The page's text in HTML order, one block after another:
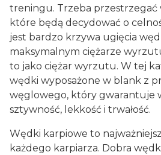
treningu. Trzeba przestrzegać
które będą decydować o
jest bardzo krzywa ugięcia
maksymalnym ciężarze
to jako ciężar wyrzutu. W tej
wędki wyposażone w blank z
węglowego, który gwarantuje
sztywność, lekkość i trwałość.
Wędki karpiowe to
każdego karpiarza. Dobra